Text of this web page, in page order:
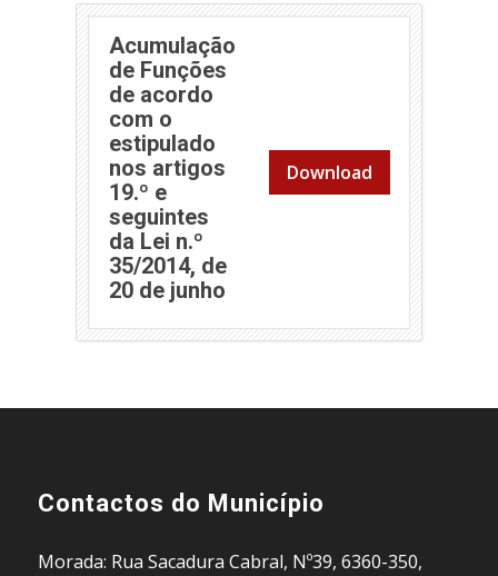
Acumulação
de Funções
de acordo
com o
estipulado
nos artigos
19.º e
seguintes
da Lei n.º
35/2014, de
20 de junho
Download
Contactos do Município
Morada: Rua Sacadura Cabral, Nº39, 6360-350,